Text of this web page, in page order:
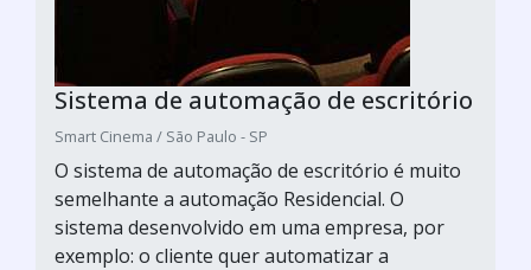
Sistema de automação de escritório
Smart Cinema / São Paulo - SP
O sistema de automação de escritório é muito
semelhante a automação Residencial. O
sistema desenvolvido em uma empresa, por
exemplo: o cliente quer automatizar a